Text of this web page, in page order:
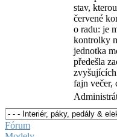
stav,
červené
o radu: je
kontrolky
jednotka
předešla
fajn večer,
Fórum